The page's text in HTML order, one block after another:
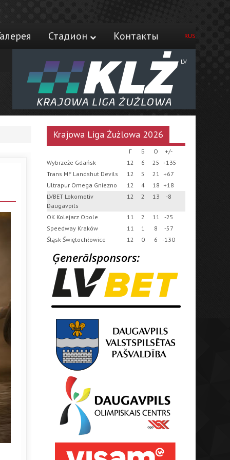
Стадион Контакты RUS
LV
Krajowa Liga Żużlowa 2026
Г Б О
+/-
Wybrzeże Gdańsk
12 6 25 +135
Trans MF Landshut Devils
12 5 21 +67
Ultrapur Omega Gniezno
12 4 18 +18
LVBET Lokomotiv
Daugavpils
12 2 13 -8
OK Kolejarz Opole 11 2 11
-25
Speedway Kraków
11 1 8
-57
Śląsk Świętochłowice
12 0 6 -130